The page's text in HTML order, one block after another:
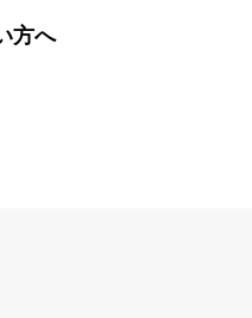
方へ